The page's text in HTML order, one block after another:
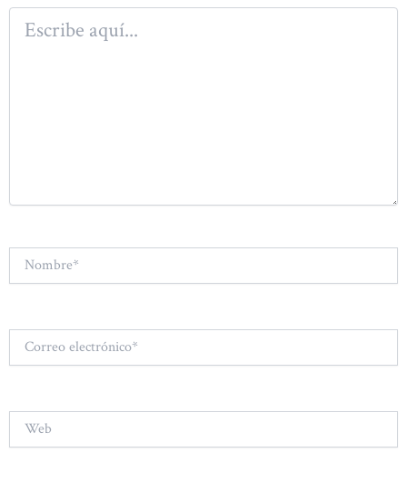
Escribe
aquí...
Nombre*
Correo
electrónico*